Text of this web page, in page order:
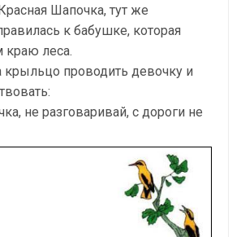
Шапочка, тут же
к бабушке, которая
краю леса.
проводить девочку и
не разговаривай, с дороги не